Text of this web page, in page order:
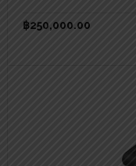
฿250,000.00